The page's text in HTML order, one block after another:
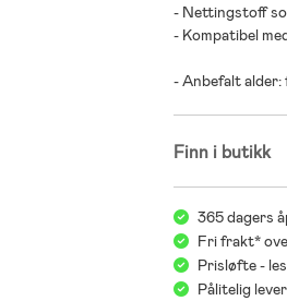
- Nettingstoff
- Kompatibel
- Anbefalt alder:
Finn i butikk
365 dagers
Fri frakt*
Prisløfte -
Pålitelig